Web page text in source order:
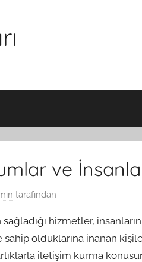
ve
tarafından
hizmetler,
olduklarına inanan
iletişim kurma